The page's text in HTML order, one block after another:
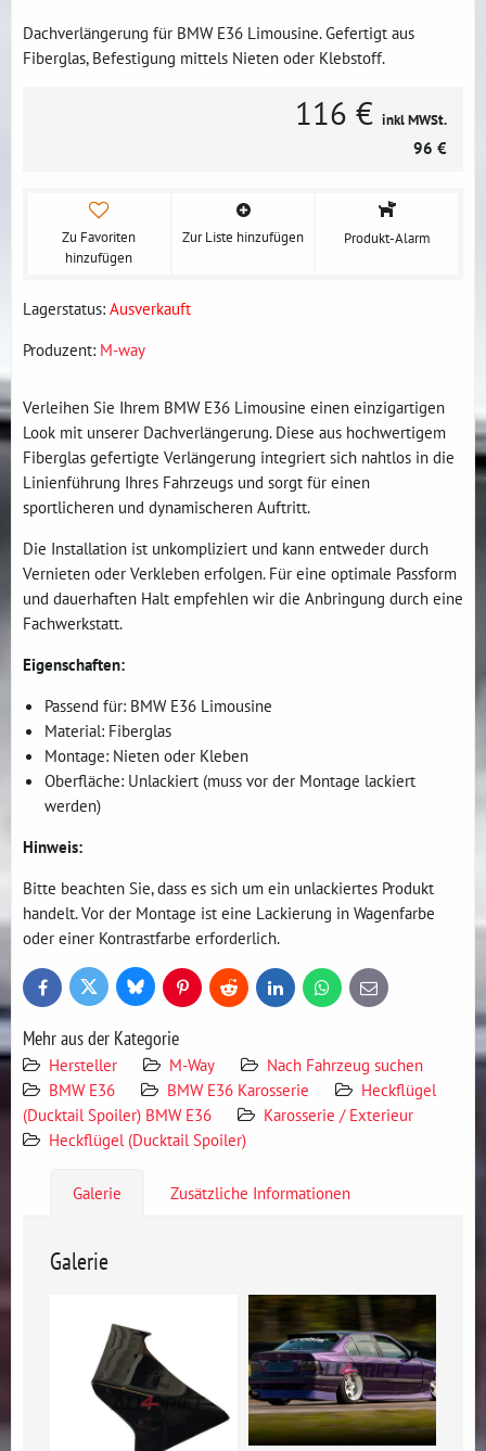
Dachverlängerung für BMW E36 Limousine. Gefertigt aus
Fiberglas, Befestigung mittels Nieten oder Klebstoff.
116 € inkl MWSt.
96 €
Zu Favoriten
hinzufügen
Zur Liste hinzufügen Produkt-Alarm
Lagerstatus: Ausverkauft
Produzent: M-way
Verleihen Sie Ihrem BMW E36 Limousine einen einzigartigen
Look mit unserer Dachverlängerung. Diese aus hochwertigem
Fiberglas gefertigte Verlängerung integriert sich nahtlos in die
Linienführung Ihres Fahrzeugs und sorgt für einen
sportlicheren und dynamischeren Auftritt.
Die Installation ist unkompliziert und kann entweder durch
Vernieten oder Verkleben erfolgen. Für eine optimale Passform
und dauerhaften Halt empfehlen wir die Anbringung durch eine
Fachwerkstatt.
Eigenschaften:
Passend für: BMW E36 Limousine
Material: Fiberglas
Montage: Nieten oder Kleben
Oberfläche: Unlackiert (muss vor der Montage lackiert
werden)
Hinweis:
Bitte beachten Sie, dass es sich um ein unlackiertes Produkt
handelt. Vor der Montage ist eine Lackierung in Wagenfarbe
oder einer Kontrastfarbe erforderlich.
FacebookTwitter BlueskyPinterestReddit LinkedInWhatsApp
E-
mail
Mehr aus der Kategorie
Hersteller M-Way
Nach Fahrzeug suchen
BMW E36
BMW E36 Karosserie
Heckflügel
(Ducktail Spoiler) BMW E36
Karosserie / Exterieur
Heckflügel (Ducktail Spoiler)
Galerie Zusätzliche Informationen
Galerie